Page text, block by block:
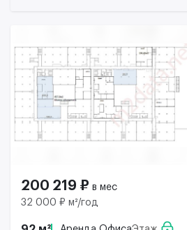
200 219 ₽ в мес
32 000 ₽ м²/год